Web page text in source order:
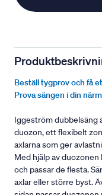
Beställ tygprov och få
Prova sängen i din
Iggeström dubbelsäng
duozon, ett flexibelt
axlarna som ger
Med hjälp av
och passar de flesta.
axlar eller större byst.